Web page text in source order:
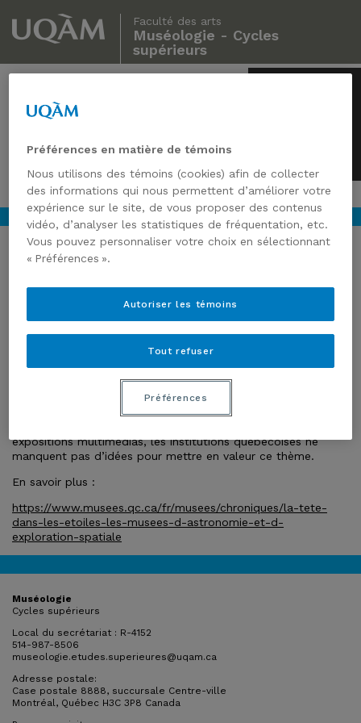
Faculté des arts
Muséologie - Cycles
supérieurs
Cycles supérieurs
LA TÊTE DANS LES ÉTOILES :
LES MUSÉES D’ASTRONOMIE
ET D’EXPLORATION SPATIALE
Vous aimez l’astronomie ? Plusieurs institutions proposent
de découvrir les étoiles au Québec et d’explorer la galaxie à
travers différentes activités. Randonnées nocturnes pour
expositions multimédias, les institutions québécoises ne
manquent pas d’idées pour mettre en valeur ce thème.
En savoir plus :
https://www.musees.qc.ca/fr/musees/chroniques/la-tete-
dans-les-etoiles-les-musees-d-astronomie-et-d-
exploration-spatiale
Muséologie
Cycles supérieurs
Local du secrétariat : R-4152
514-987-8506
museologie.etudes.superieures@uqam.ca
Adresse postale:
Case postale 8888, succursale Centre-ville
Montréal, Québec H3C 3P8 Canada
Préférences en matière de témoins
Nous utilisons des témoins (cookies) afin de collecter
des informations qui nous permettent d’améliorer votre
expérience sur le site, de vous proposer des contenus
vidéo, d’analyser les statistiques de fréquentation, etc.
Vous pouvez personnaliser votre choix en sélectionnant
« Préférences ».
Tout refuser
Autoriser les témoins
Préférences